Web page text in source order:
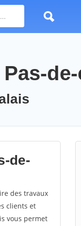
de-
des travaux
clients et
vous permet